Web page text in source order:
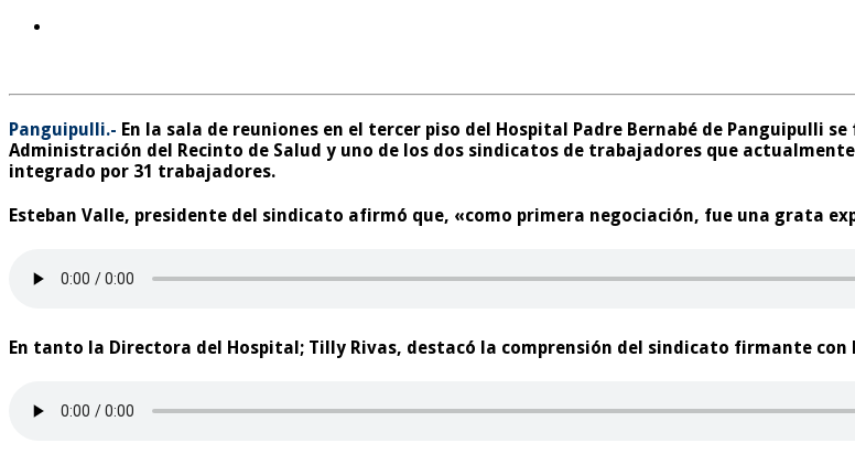
Panguipulli.- En la sala de reuniones en el tercer piso del Hospital Padre Bernabé de Panguipulli
Administración del Recinto de Salud y uno de los dos sindicatos de trabajadores que
integrado por 31 trabajadores.
Esteban Valle, presidente del sindicato afirmó que, «como primera negociación, fue una grata
En tanto la Directora del Hospital; Tilly Rivas, destacó la comprensión del sindicato firmante con